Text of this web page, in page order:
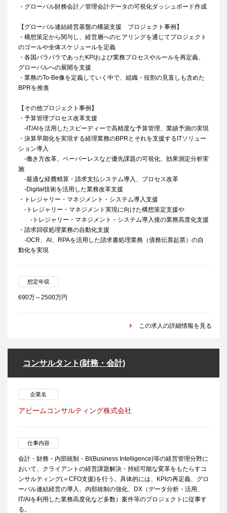
・グローバル財務会計／管理会計データの可視化ダッシュボード作成
【グローバル連結経営基盤の構築支援 プロジェクト事例】
・構想策定から関与し、経営層へのヒアリングを通じてプロジェクト
のゴールや全体スケジュールを定義
・各国バラバラであったKPIおよび業務プロセスやルールを再定義、
グローバルへの展開を支援
・業務のTo-Be像を定義していく中で、組織・役割の見直しも含めた
BPRを推進
【その他プロジェクト事例】
・予算管理プロセス改革支援
-IT/AIを活用したスピーディーで高精度な予算管理、業績予測の実現
・決算早期化を実現する経理業務のBPRとそれを支援するITソリュー
ション導入
-働き方改革、ペーパーレスなど優先課題の可視化、効果測定分析実
施
-最適な経費精算・請求支払システム導入、プロセス改革
-Digital技術を活用した業務改革支援
・トレジャリー・マネジメント・システム導入支援
-トレジャリー・マネジメント実現に向けた構想策定支援や
-トレジャリー・マネジメント・システム導入後の業務高度化支援
・請求回収処理業務の自動化支援
-OCR、AI、RPAを活用した請求書処理業務（債務伝票起票）の自
動化を実現
想定年収
690万～2500万円
この求人の詳細情報を見る
コンサルタント(財務・会計)
企業名
アビームコンサルティング株式会社
仕事内容
会計・財務・内部統制・BI(Business Intelligence)等の経営管理分野に
おいて、クライアントの経営課題解決・持続可能な変革をもたらすコ
ンサルティング(＝CFO支援)を行う。具体的には、KPIの再定義、グロ
ーバル連結経営の導入、内部統制の強化、DX（データ分析・活用、
IT/AIを利用した業務高度化など多数）案件等のプロジェクトに従事す
る。